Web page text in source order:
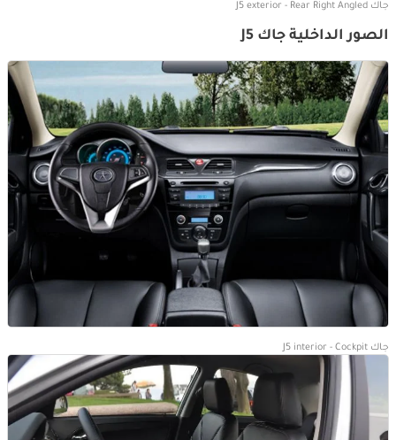
جاك J5 exterior - Rear Right Angled
الصور الداخلية جاك J5
جاك J5 interior - Cockpit